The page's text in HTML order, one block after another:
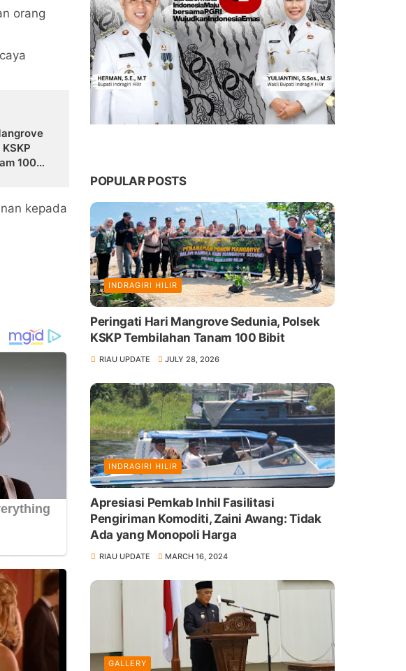
orang
100
kepada
POPULAR POSTS
INDRAGIRI HILIR
Peringati Hari Mangrove Sedunia, Polsek
KSKP Tembilahan Tanam 100 Bibit
RIAU UPDATE JULY 28, 2026
INDRAGIRI HILIR
Apresiasi Pemkab Inhil Fasilitasi
Pengiriman Komoditi, Zaini Awang: Tidak
Ada yang Monopoli Harga
RIAU UPDATE MARCH 16, 2024
GALLERY